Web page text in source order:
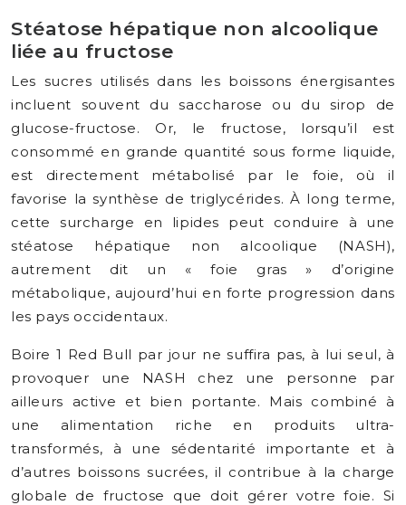
Stéatose hépatique non alcoolique
liée au fructose
Les sucres utilisés dans les boissons énergisantes
incluent souvent du saccharose ou du sirop de
glucose-fructose. Or, le fructose, lorsqu’il est
consommé en grande quantité sous forme liquide,
est directement métabolisé par le foie, où il
favorise la synthèse de triglycérides. À long terme,
cette surcharge en lipides peut conduire à une
stéatose hépatique non alcoolique (NASH),
autrement dit un « foie gras » d’origine
métabolique, aujourd’hui en forte progression dans
les pays occidentaux.
Boire 1 Red Bull par jour ne suffira pas, à lui seul, à
provoquer une NASH chez une personne par
ailleurs active et bien portante. Mais combiné à
une alimentation riche en produits ultra-
transformés, à une sédentarité importante et à
d’autres boissons sucrées, il contribue à la charge
globale de fructose que doit gérer votre foie. Si